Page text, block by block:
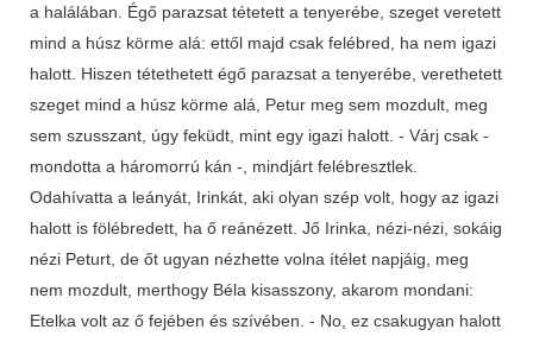
a halálában. Égő parazsat tétetett a tenyerébe, szeget veretett
mind a húsz körme alá: ettől majd csak felébred, ha nem igazi
halott. Hiszen tétethetett égő parazsat a tenyerébe, verethetett
szeget mind a húsz körme alá, Petur meg sem mozdult, meg
sem szusszant, úgy feküdt, mint egy igazi halott. - Várj csak -
mondotta a háromorrú kán -, mindjárt felébresztlek.
Odahívatta a leányát, Irinkát, aki olyan szép volt, hogy az igazi
halott is fölébredett, ha ő reánézett. Jő Irinka, nézi-nézi, sokáig
nézi Peturt, de őt ugyan nézhette volna ítélet napjáig, meg
nem mozdult, merthogy Béla kisasszony, akarom mondani:
Etelka volt az ő fejében és szívében. - No, ez csakugyan halott